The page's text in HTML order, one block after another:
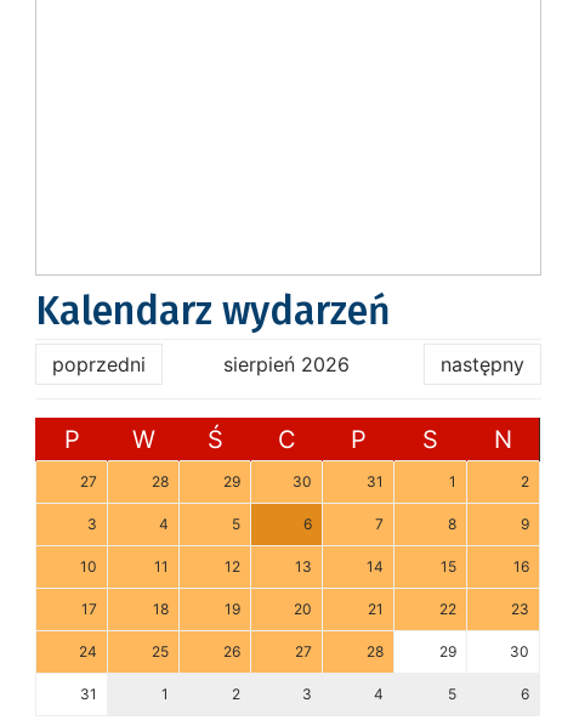
Kalendarz wydarzeń
poprzedni sierpień 2026 następny
P W Ś C P S N
27 28 29 30 31 1 2
3 4 5 6 7 8 9
10 11 12 13 14 15 16
17 18 19 20 21 22 23
24 25 26 27 28 29 30
31 1 2 3 4 5 6